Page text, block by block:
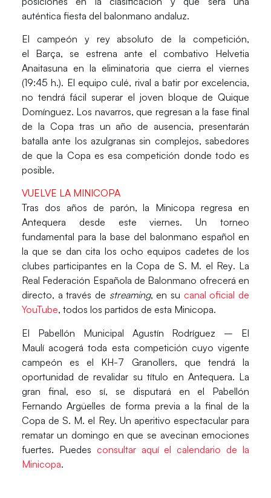
auténtica fiesta del balonmano andaluz.
El campeón y rey absoluto de la competición,
el Barça, se estrena ante el combativo Helvetia
Anaitasuna en la eliminatoria que cierra el viernes
(19:45 h.). El equipo culé, rival a batir por excelencia,
no tendrá fácil superar el joven bloque de Quique
Domínguez. Los navarros, que regresan a la fase final
de la Copa tras un año de ausencia, presentarán
batalla ante los azulgranas sin complejos, sabedores
de que la Copa es esa competición donde todo es
posible.
VUELVE LA MINICOPA
Tras dos años de parón, la Minicoparegresa en
Antequera desde este viernes. Un torneo
fundamental para la base del balonmano español en
la que se dan cita los ocho equipos cadetes de los
clubes participantes en la Copa de S. M. el Rey. La
Real Federación Española de Balonmano ofreceráen
directo, a través de streaming, en su canal oficial de
YouTube, todos los partidos de esta Minicopa.
El Pabellón Municipal Agustín Rodríguez – El
Maulí acogerá toda esta competición cuyo vigente
campeón es el KH-7 Granollers, que tendrá la
oportunidad de revalidar su título en Antequera. La
gran final, eso sí, se disputará en el Pabellón
Fernando Argüelles de forma previa a la final de la
Copa de S. M. el Rey. Un aperitivo espectacular para
rematar un domingo en que se avecinan emociones
fuertes. Puedes consultar aquí el calendario de la
Minicopa.